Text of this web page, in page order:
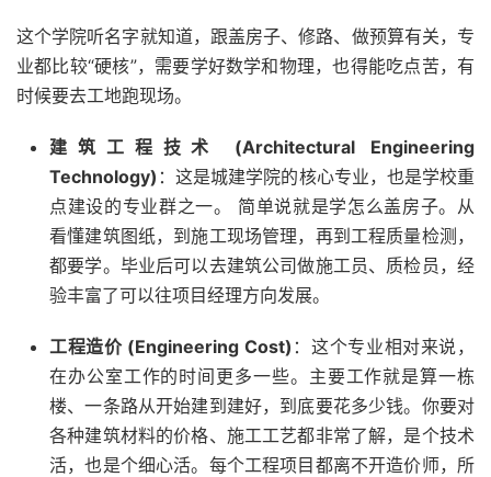
这个学院听名字就知道，跟盖房子、修路、做预算有关，专
业都比较“硬核”，需要学好数学和物理，也得能吃点苦，有
时候要去工地跑现场。
建筑工程技术 (Architectural Engineering
Technology) ：这是城建学院的核心专业，也是学校重
点建设的专业群之一。 简单说就是学怎么盖房子。从
看懂建筑图纸，到施工现场管理，再到工程质量检测，
都要学。毕业后可以去建筑公司做施工员、质检员，经
验丰富了可以往项目经理方向发展。
工程造价 (Engineering Cost) ：这个专业相对来说，
在办公室工作的时间更多一些。主要工作就是算一栋
楼、一条路从开始建到建好，到底要花多少钱。你要对
各种建筑材料的价格、施工工艺都非常了解，是个技术
活，也是个细心活。每个工程项目都离不开造价师，所